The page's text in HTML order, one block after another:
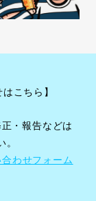
こちら】
・報告などは
わせフォーム